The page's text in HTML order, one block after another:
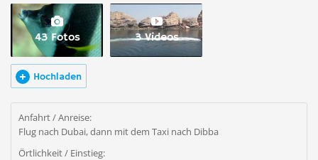
43 Fotos 3 Videos
Hochladen
Anfahrt / Anreise:
Flug nach Dubai, dann mit dem Taxi nach Dibba
Örtlichkeit / Einstieg: